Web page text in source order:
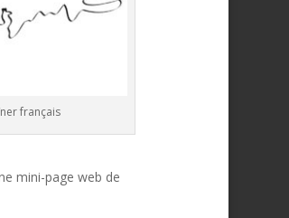
français
mini-page web de